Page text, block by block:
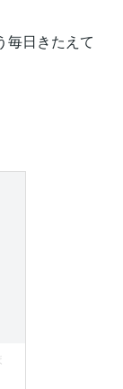
毎日きたえて